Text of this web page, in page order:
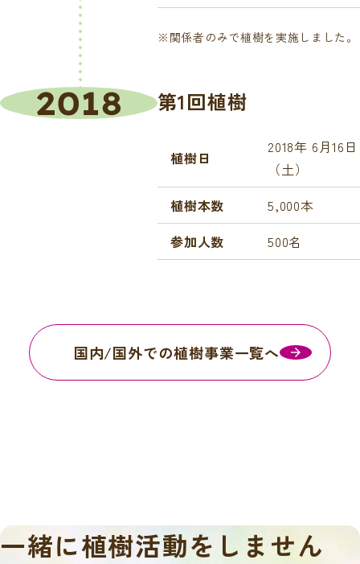
※関係者のみで植樹を実施しました。
2018 第1回植樹
植樹日
2018年 6月16日
（土）
植樹本数
5,000本
参加人数
500名
国内/国外での植樹事業一覧へ
一緒に植樹活動をしません